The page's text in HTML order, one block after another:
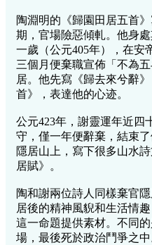
陶淵明的《歸園田居五首
期，官場險惡傾軋。他身
一歲（公元405年），在安
三個月便棄職宣佈「不為
居。他先寫《歸去來兮辭
首》，表達他的心迹。
公元423年，謝靈運年近四
守，僅一年便辭棄，結束
隱居山上，寫下很多山水
居賦》。
陶和謝兩位詩人同樣棄官
居後的精神風貎和生活情
這一命題提供素材。不同
場，最後死於政治鬥爭之中